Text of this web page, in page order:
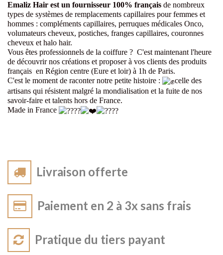
Emaliz Hair est un fournisseur 100% français de nombreux
types de systèmes de remplacements capillaires pour femmes et
hommes : compléments capillaires, perruques médicales Onco,
volumateurs cheveux, postiches, franges capillaires, couronnes
cheveux et halo hair.
Vous êtes professionnels de la coiffure ? C'est maintenant l'heure
de découvrir nos créations et proposer à vos clients des produits
français en Région centre (Eure et loir) à 1h de Paris.
C'est le moment de raconter notre petite histoire :
celle des
artisans qui résistent malgré la mondialisation et la fuite de nos
savoir-faire et talents hors de France.
Made in France
Livraison offerte
Paiement en 2 à 3x sans frais
Pratique du tiers payant